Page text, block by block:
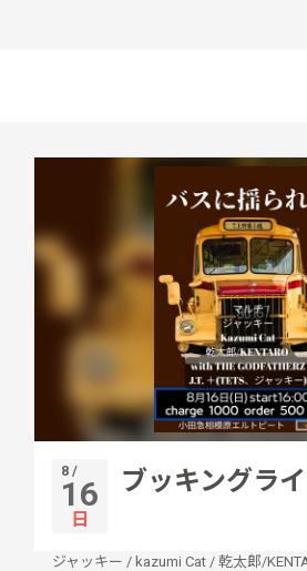
8 /
16
日
ブッキングラ
ジャッキー / kazumi Cat / 乾太郎/